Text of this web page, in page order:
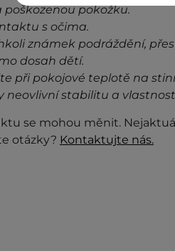
poškozenou pokožku.
s očima.
známek podráždění,
dosah dětí.
při pokojové teplotě na
neovlivní stabilitu a
se mohou měnit.
otázky? Kontaktujte nás.